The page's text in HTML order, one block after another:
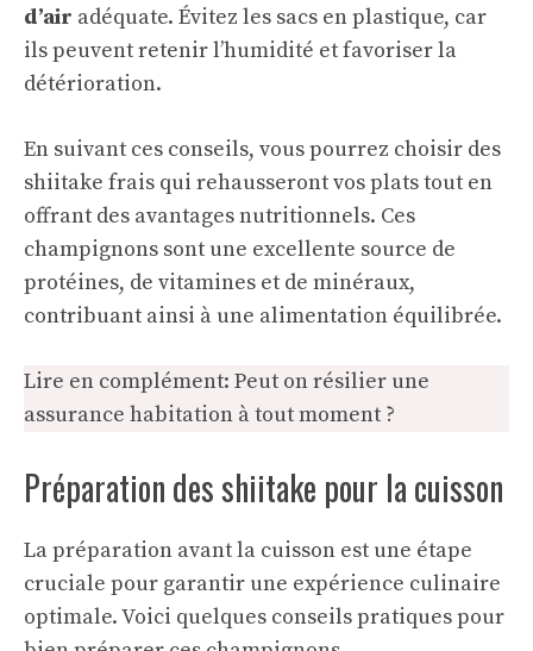
d’air adéquate. Évitez les sacs en plastique, car
ils peuvent retenir l’humidité et favoriser la
détérioration.
En suivant ces conseils, vous pourrez choisir des
shiitake frais qui rehausseront vos plats tout en
offrant des avantages nutritionnels. Ces
champignons sont une excellente source de
protéines, de vitamines et de minéraux,
contribuant ainsi à une alimentation équilibrée.
Lire en complément: Peut on résilier une
assurance habitation à tout moment ?
Préparation des shiitake pour la cuisson
La préparation avant la cuisson est une étape
cruciale pour garantir une expérience culinaire
optimale. Voici quelques conseils pratiques pour